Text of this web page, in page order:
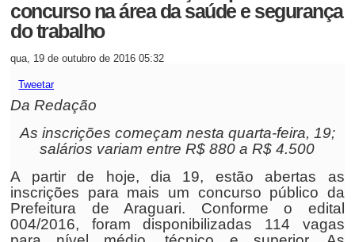
concurso na área da saúde e segurança
do trabalho
qua, 19 de outubro de 2016 05:32
Tweetar
Da Redação
As inscrições começam nesta quarta-feira, 19;
salários variam entre R$ 880 a R$ 4.500
A partir de hoje, dia 19, estão abertas as
inscrições para mais um concurso público da
Prefeitura de Araguari. Conforme o edital
004/2016, foram disponibilizadas 114 vagas